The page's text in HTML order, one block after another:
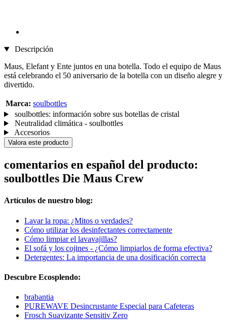
Descripción
Maus, Elefant y Ente juntos en una botella. Todo el equipo de Maus
está celebrando el 50 aniversario de la botella con un diseño alegre y
divertido.
Marca: soulbottles
soulbottles: información sobre sus botellas de cristal
Neutralidad climática - soulbottles
Accesorios
Valora este producto
comentarios en español del producto:
soulbottles Die Maus Crew
Artículos de nuestro blog:
Lavar la ropa: ¿Mitos o verdades?
Cómo utilizar los desinfectantes correctamente
Cómo limpiar el lavavajillas?
El sofá y los cojines - ¿Cómo limpiarlos de forma efectiva?
Detergentes: La importancia de una dosificación correcta
Descubre Ecosplendo:
brabantia
PUREWAVE Desincrustante Especial para Cafeteras
Frosch Suavizante Sensitiv Zero